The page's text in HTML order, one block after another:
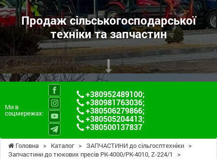
Продаж сільськогосподарської
техніки та запчастин
Ми в
соцмережах:
+380952489100;
+380981763036;
+380506279866;
+380505204413;
+380500137837
Головна > Каталог > ЗАПЧАСТИНИ до сільгосптехніки >
Запчастини до тюкових пресів PK-4000/PK-4010, Z-224/1
>